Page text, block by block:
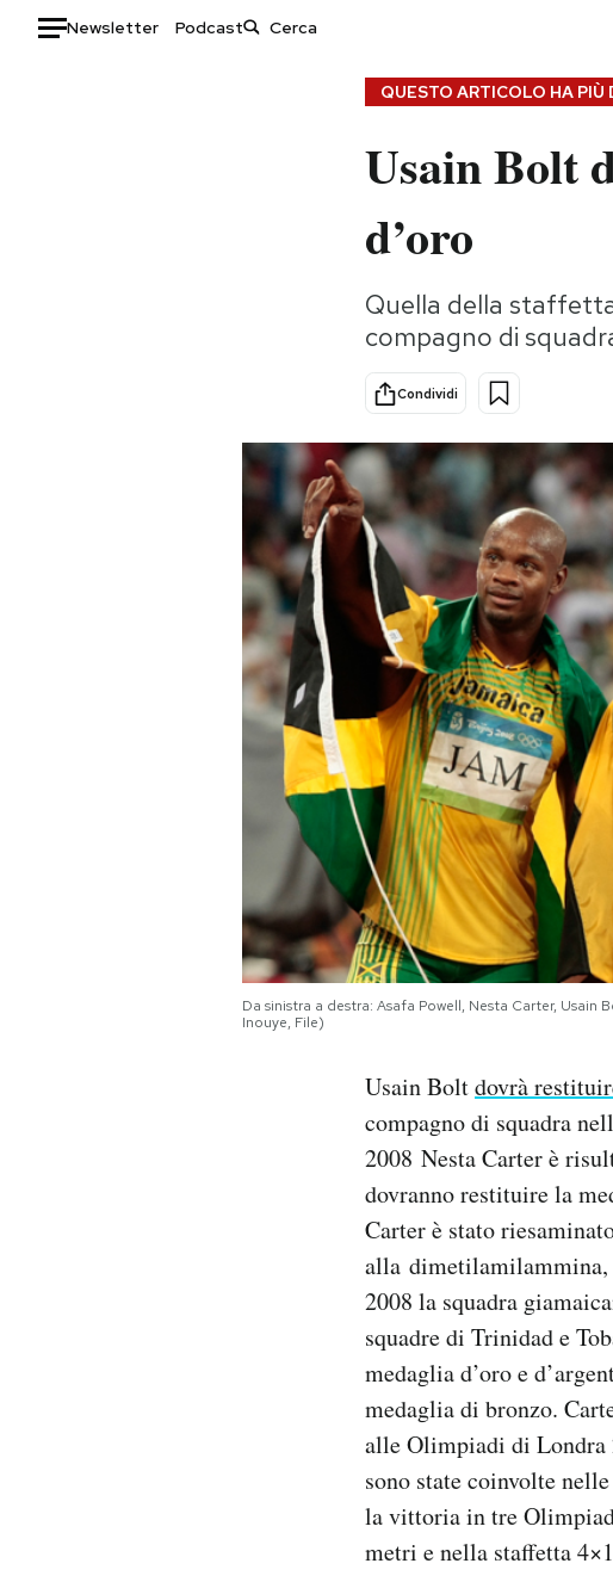
Newsletter Podcast
Storie/Idee
Ok Boomer!
Altrecose
Mondiali calcio 2026
AREA PERSONALE
QUESTO ARTICOLO HA PIÙ
Usain Bolt
d’oro
Quella della
compagno di
Condividi
Da sinistra a destra: Asafa Powell, Nesta Carter,
Inouye, File)
Usain Boltdovrà
compagno di squadra
2008 Nesta Carter è
dovranno restituire la
Carter è stato
alla dimetilamilammina,
2008 la squadra
squadre di Trinidad e
medaglia d’oro e
medaglia di bronzo.
alle Olimpiadi di Londra
sono state coinvolte
la vittoria in tre
metri e nella staffetta